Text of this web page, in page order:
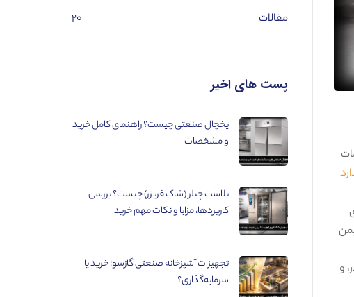
و
مقالات
۲۰
پست های اخیر
یخچال صنعتی چیست؟ راهنمای کامل خرید
و مشخصات
بلاست چیلر (شاک فریزر) چیست؟ بررسی
کاربردها، مزایا و نکات مهم خرید
تجهیزات آشپزخانه صنعتی گازسو؛ خرید یا
سرمایه‌گذاری؟